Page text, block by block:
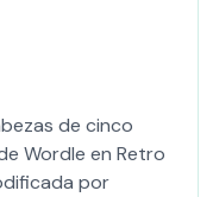
de cinco
Wordle en Retro
por